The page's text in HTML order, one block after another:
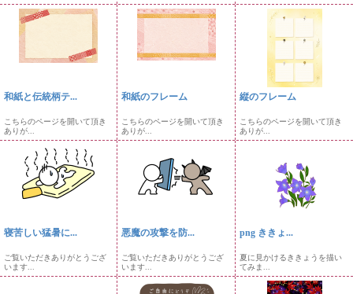
和紙と伝統柄テ...
こちらのページを開いて頂き
ありが...
和紙のフレーム
こちらのページを開いて頂き
ありが...
縦のフレーム
こちらのページを開いて頂き
ありが...
寝苦しい猛暑に...
ご覧いただきありがとうござ
います...
悪魔の攻撃を防...
ご覧いただきありがとうござ
います...
png ききょ...
夏に見かけるききょうを描い
てみま...